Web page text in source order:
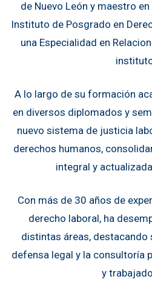
de Nuevo León y maestro
Instituto de Posgrado en
una Especialidad en
A lo largo de su formación
en diversos diplomados y
nuevo sistema de justicia
derechos humanos,
integral y
Con más de 30 años de
derecho laboral, ha
distintas áreas, destacando
defensa legal y la consultoría
y